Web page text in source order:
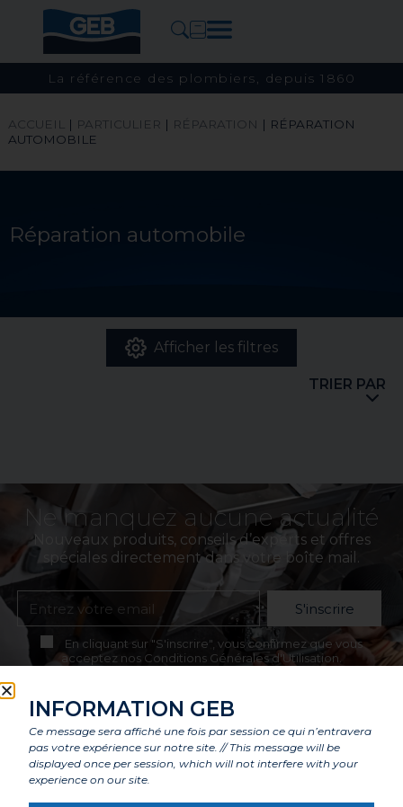
La référence des plombiers, depuis 1860
ACCUEIL | PARTICULIER | RÉPARATION | RÉPARATION
AUTOMOBILE
Réparation automobile
Afficher les filtres
TRIER PAR
Ne manquez aucune actualité
Nouveaux produits, conseils d’experts et offres
spéciales directement dans votre boîte mail.
En cliquant sur "S'inscrire", vous confirmez que vous
acceptez nos Conditions Générales d'Utilisation.
S'inscrire
INFORMATION GEB
Ce message sera affiché une fois par session ce qui n’entravera
pas votre expérience sur notre site. // This message will be
displayed once per session, which will not interfere with your
experience on our site.